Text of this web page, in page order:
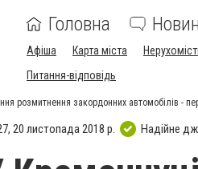
Головна
Афіша Карта міста
Питання-відповідь
розмитнення закордонних автомобілів -
20 листопада 2018 р. Надійне